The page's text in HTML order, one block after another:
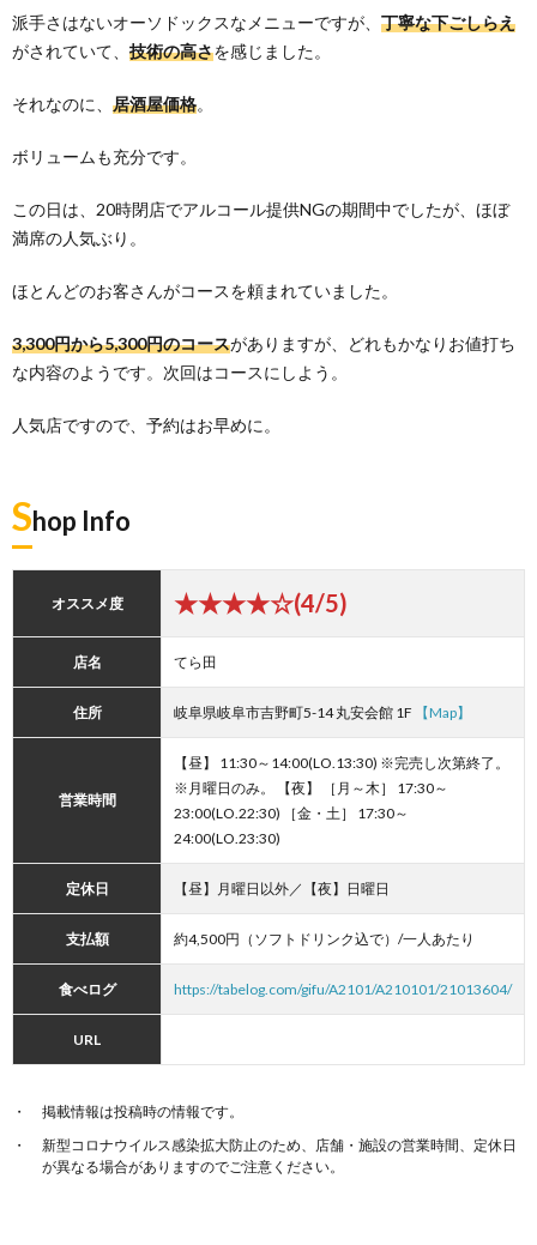
派手さはないオーソドックスなメニューですが、 丁寧な下ごしらえ
がされていて、 技術の高さを感じました。
それなのに、 居酒屋価格。
ボリュームも充分です。
この日は、20時閉店でアルコール提供NGの期間中でしたが、ほぼ
満席の人気ぶり。
ほとんどのお客さんがコースを頼まれていました。
3,300円から5,300円のコースがありますが、どれもかなりお値打ち
な内容のようです。次回はコースにしよう。
人気店ですので、予約はお早めに。
Shop Info
オススメ度 ★★★★☆(4/5)
店名 てら田
住所 岐阜県岐阜市吉野町5-14 丸安会館 1F 【Map】
営業時間
【昼】 11:30～14:00(LO.13:30) ※完売し次第終了。
※月曜日のみ。 【夜】 ［月～木］ 17:30～
23:00(LO.22:30) ［金・土］ 17:30～
24:00(LO.23:30)
定休日 【昼】月曜日以外／【夜】日曜日
支払額 約4,500円（ソフトドリンク込で）/一人あたり
食べログ https://tabelog.com/gifu/A2101/A210101/21013604/
URL
掲載情報は投稿時の情報です。
新型コロナウイルス感染拡大防止のため、店舗・施設の営業時間、定休日
が異なる場合がありますのでご注意ください。